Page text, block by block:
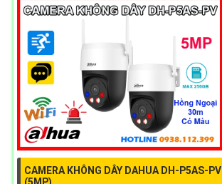
CAMERA KHÔNG DÂY DAHUA DH-P5AS-PV
(5MP)